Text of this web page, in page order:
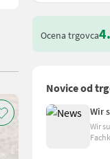
Ocena trgovca
Novice od
Wir
Wir